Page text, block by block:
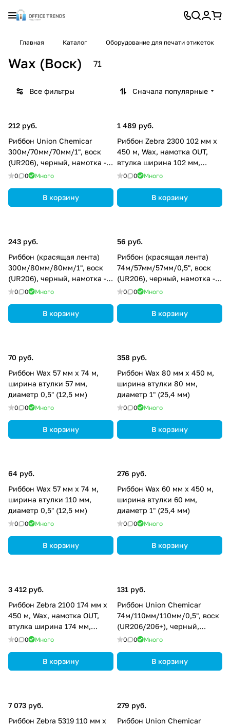
Главная Каталог Оборудование для печати этикеток
Wax (Воск) 71
Все фильтры Сначала популярные
212 руб.
Риббон Union Chemicar
300м/70мм/70мм/1", воск
(UR206), черный, намотка -
OUT, UR206-300-70-70-1
0 0 Много
В корзину
1 489 руб.
Риббон Zebra 2300 102 мм х
450 м, Wax, намотка OUT,
втулка ширина 102 мм,
диаметр 25,4 мм (1 дюйм),
0 0 Много
В корзину
243 руб.
Риббон (красящая лента)
300м/80мм/80мм/1", воск
(UR206), черный, намотка -
OUT
0 0 Много
В корзину
56 руб.
Риббон (красящая лента)
74м/57мм/57мм/0,5", воск
(UR206), черный, намотка -
OUT UR206-74-57-57-05
0 0 Много
В корзину
70 руб.
Риббон Wax 57 мм х 74 м,
ширина втулки 57 мм,
диаметр 0,5" (12,5 мм)
0 0 Много
В корзину
358 руб.
Риббон Wax 80 мм х 450 м,
ширина втулки 80 мм,
диаметр 1" (25,4 мм)
0 0 Много
В корзину
64 руб.
Риббон Wax 57 мм х 74 м,
ширина втулки 110 мм,
диаметр 0,5" (12,5 мм)
0 0 Много
В корзину
276 руб.
Риббон Wax 60 мм х 450 м,
ширина втулки 60 мм,
диаметр 1" (25,4 мм)
0 0 Много
В корзину
3 412 руб.
Риббон Zebra 2100 174 мм х
450 м, Wax, намотка OUT,
втулка ширина 174 мм,
диаметр 12,5 мм (0,5 дюйма),
0 0 Много
В корзину
131 руб.
Риббон Union Chemicar
74м/110мм/110мм/0,5", воск
(UR206/206+), черный,
намотка - OUT, UR206-74-110-
0 0 Много
В корзину
7 073 руб.
Риббон Zebra 5319 110 мм х
279 руб.
Риббон Union Chemicar